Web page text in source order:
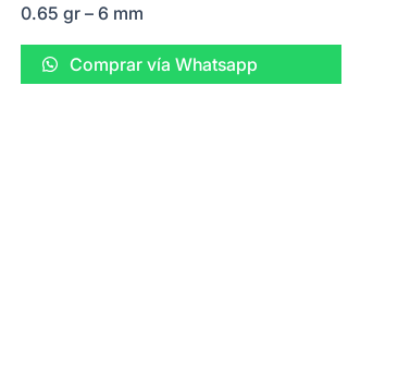
0.65 gr – 6 mm
Comprar vía Whatsapp